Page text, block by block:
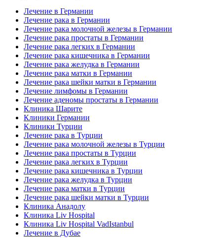
Лечение в Германии
Лечение рака в Германии
Лечение рака молочной железы в Германии
Лечение рака простаты в Германии
Лечение рака легких в Германии
Лечение рака кишечника в Германии
Лечение рака желудка в Германии
Лечение рака матки в Германии
Лечение рака шейки матки в Германии
Лечение лимфомы в Германии
Лечение аденомы простаты в Германии
Клиника Шарите
Клиники Германии
Клиники Турции
Лечение рака в Турции
Лечение рака молочной железы в Турции
Лечение рака простаты в Турции
Лечение рака легких в Турции
Лечение рака кишечника в Турции
Лечение рака желудка в Турции
Лечение рака матки в Турции
Лечение рака шейки матки в Турции
Клиника Анадолу
Клиника Liv Hospital
Клиника Liv Hospital VadIstanbul
Лечение в Дубае